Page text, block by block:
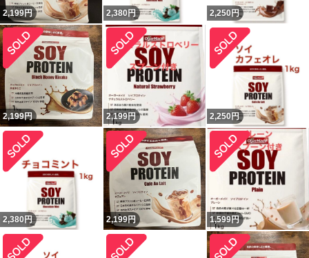
2,199円 2,380 円 2,250 円
2,199円 2,199円 2,250 円
2,380 円 2,199円 1,599円